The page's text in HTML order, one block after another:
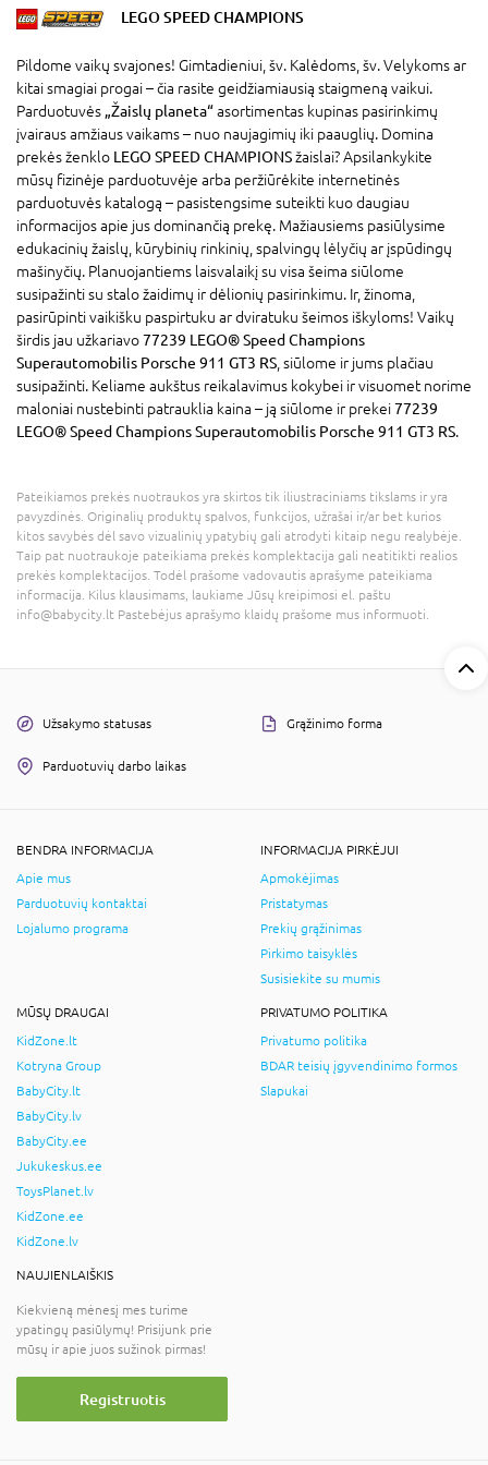
LEGO SPEED CHAMPIONS
Pildome vaikų svajones! Gimtadieniui, šv. Kalėdoms, šv. Velykoms ar
kitai smagiai progai – čia rasite geidžiamiausią staigmeną vaikui.
Parduotuvės „Žaislų planeta“asortimentas kupinas pasirinkimų
įvairaus amžiaus vaikams – nuo naujagimių iki paauglių. Domina
prekės ženklo LEGO SPEED CHAMPIONSžaislai? Apsilankykite
mūsų fizinėje parduotuvėje arba peržiūrėkite internetinės
parduotuvės katalogą – pasistengsime suteikti kuo daugiau
informacijos apie jus dominančią prekę. Mažiausiems pasiūlysime
edukacinių žaislų, kūrybinių rinkinių, spalvingų lėlyčių ar įspūdingų
mašinyčių. Planuojantiems laisvalaikį su visa šeima siūlome
susipažinti su stalo žaidimų ir dėlionių pasirinkimu. Ir, žinoma,
pasirūpinti vaikišku paspirtuku ar dviratuku šeimos iškyloms! Vaikų
širdis jau užkariavo77239 LEGO® Speed Champions
Superautomobilis Porsche 911 GT3 RS, siūlome ir jums plačiau
susipažinti. Keliame aukštus reikalavimus kokybei ir visuomet norime
maloniai nustebinti patrauklia kaina – ją siūlome ir prekei77239
LEGO® Speed Champions Superautomobilis Porsche 911 GT3 RS.
Pateikiamos prekės nuotraukos yra skirtos tik iliustraciniams tikslams ir yra
pavyzdinės. Originalių produktų spalvos, funkcijos, užrašai ir/ar bet kurios
kitos savybės dėl savo vizualinių ypatybių gali atrodyti kitaip negu realybėje.
Taip pat nuotraukoje pateikiama prekės komplektacija gali neatitikti realios
prekės komplektacijos. Todėl prašome vadovautis aprašyme pateikiama
informacija. Kilus klausimams, laukiame Jūsų kreipimosi el. paštu
info@babycity.lt Pastebėjus aprašymo klaidų prašome mus informuoti.
Užsakymo statusas Grąžinimo forma
Parduotuvių darbo laikas
BENDRA INFORMACIJA
Apie mus
Parduotuvių kontaktai
Lojalumo programa
INFORMACIJA PIRKĖJUI
Apmokėjimas
Pristatymas
Prekių grąžinimas
Pirkimo taisyklės
Susisiekite su mumis
MŪSŲ DRAUGAI
KidZone.lt
Kotryna Group
BabyCity.lt
BabyCity.lv
BabyCity.ee
Jukukeskus.ee
ToysPlanet.lv
KidZone.ee
KidZone.lv
PRIVATUMO POLITIKA
Privatumo politika
BDAR teisių įgyvendinimo formos
Slapukai
NAUJIENLAIŠKIS
Kiekvieną mėnesį mes turime
ypatingų pasiūlymų! Prisijunk prie
mūsų ir apie juos sužinok pirmas!
Registruotis